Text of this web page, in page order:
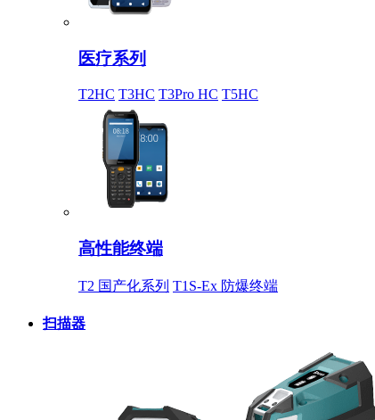
医疗系列
T2HC T3HC T3Pro HC T5HC
高性能终端
T2 国产化系列 T1S-Ex 防爆终端
扫描器